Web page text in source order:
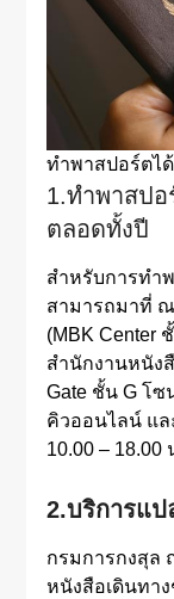
ทำพาสปอร์ตไ
1.ทำพาสปอ
ตลอดทั้งปี
สำหรับการทำ
สามารถมาที่
(MBK Center
สำนักงานหนัง
Gate ชั้น G โซ
คิวออนไลน์ แล
10.00 – 18.00
2.บริการแป
กรมการกงสุล
หนังสือเดินทา